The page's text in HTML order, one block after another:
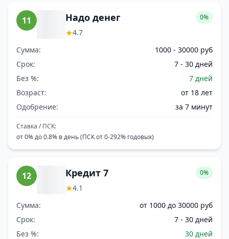
11 Надо денег
★4.7
0%
Сумма:
1000 - 30000 руб
Срок:
7 - 30 дней
Без %:
7 дней
Возраст:
от 18 лет
Одобрение:
за 7 минут
Ставка / ПСК:
от 0% до 0.8% в день (ПСК от 0-292% годовых)
12 Кредит 7
★4.1
0%
Сумма:
от 1000 до 30000 руб
Срок:
7 - 30 дней
Без %:
30 дней